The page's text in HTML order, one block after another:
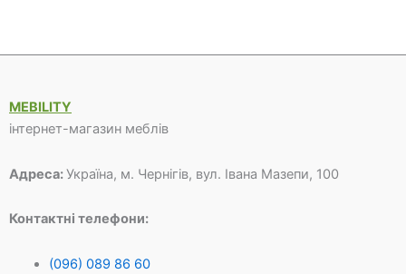
MEBILITY
інтернет-магазин меблів
Адреса:Україна, м. Чернігів, вул. Івана Мазепи, 100
Контактні телефони:
(096) 089 86 60